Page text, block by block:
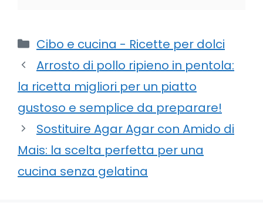
Categorie
Cibo e cucina - Ricette per dolci
Arrosto di pollo ripieno in pentola:
la ricetta migliori per un piatto
gustoso e semplice da preparare!
Sostituire Agar Agar con Amido di
Mais: la scelta perfetta per una
cucina senza gelatina